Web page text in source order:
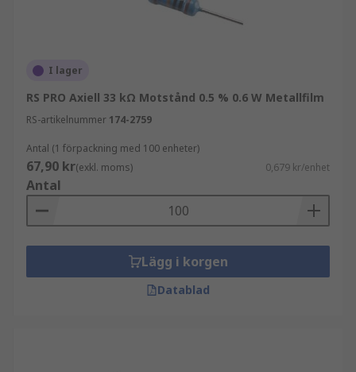
I lager
RS PRO Axiell 33 kΩ Motstånd 0.5 % 0.6 W Metallfilm
RS-artikelnummer 174-2759
Antal (1 förpackning med 100 enheter)
67,90 kr(exkl. moms) 0,679 kr/enhet
Antal
Lägg i korgen
Datablad